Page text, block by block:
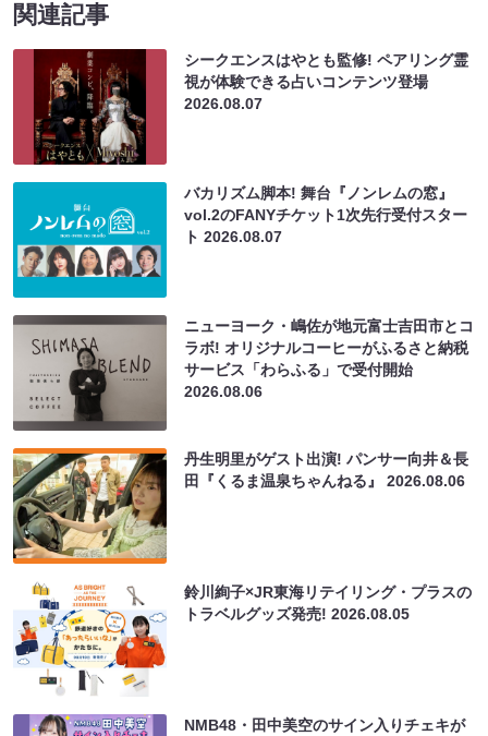
関連記事
シークエンスはやとも監修! ペアリング霊
視が体験できる占いコンテンツ登場
2026.08.07
バカリズム脚本! 舞台『ノンレムの窓』
vol.2のFANYチケット1次先行受付スター
ト2026.08.07
ニューヨーク・嶋佐が地元富士吉田市とコ
ラボ! オリジナルコーヒーがふるさと納税
サービス「わらふる」で受付開始
2026.08.06
丹生明里がゲスト出演! パンサー向井＆長
田『くるま温泉ちゃんねる』2026.08.06
鈴川絢子×JR東海リテイリング・プラスの
トラベルグッズ発売!2026.08.05
NMB48・田中美空のサイン入りチェキが